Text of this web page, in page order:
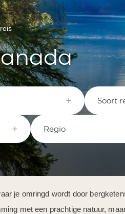
Soort
Regio
je omringd wordt door
met een prachtige natuur,